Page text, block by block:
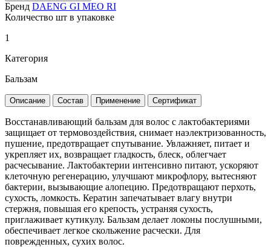
Бренд DAENG GI MEO RI
Количество шт в упаковке
1
Категория
Бальзам
Описание Состав Применение Сертификат
Восстанавливающий бальзам для волос с лактобактериями
защищает от термовоздействия, снимает наэлектризованность,
пушение, предотвращает спутывание. Увлажняет, питает и
укрепляет их, возвращает гладкость, блеск, облегчает
расчесывание. Лактобактерии интенсивно питают, ускоряют
клеточную регенерацию, улучшают микрофлору, вытесняют
бактерии, вызывающие алопецию. Предотвращают перхоть,
сухость, ломкость. Кератин запечатывает влагу внутри
стержня, повышая его крепость, устраняя сухость,
приглаживает кутикулу. Бальзам делает локоны послушными,
обеспечивает легкое скольжение расчески. Для
поврежденных, сухих волос.